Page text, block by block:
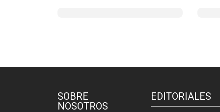
SOBRE
NOSOTROS
EDITORIALES